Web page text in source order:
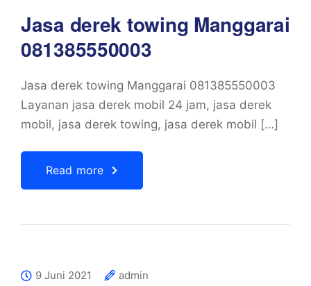
Jasa derek towing Manggarai
081385550003
Jasa derek towing Manggarai 081385550003
Layanan jasa derek mobil 24 jam, jasa derek
mobil, jasa derek towing, jasa derek mobil […]
Read more
9 Juni 2021
admin